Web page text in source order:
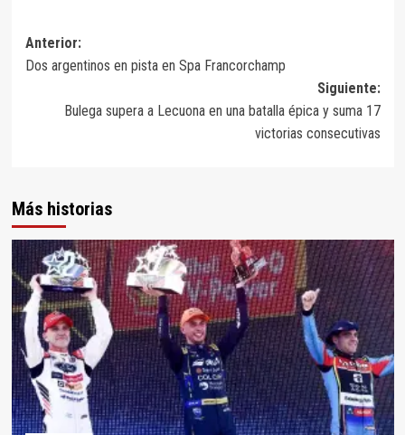
Navegación
de
entradas
Anterior:
Dos argentinos en pista en Spa Francorchamp
Siguiente:
Bulega supera a Lecuona en una batalla épica y suma 17
victorias consecutivas
Más historias